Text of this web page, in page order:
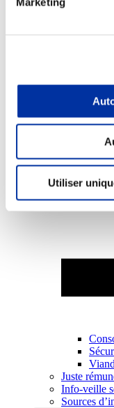
Utiliser
Partenaire
Juste
Info-veille
Sources